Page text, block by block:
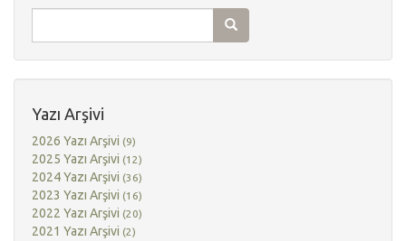
Yazı Arşivi
2026 Yazı Arşivi (9)
2025 Yazı Arşivi (12)
2024 Yazı Arşivi (36)
2023 Yazı Arşivi (16)
2022 Yazı Arşivi (20)
2021 Yazı Arşivi (2)